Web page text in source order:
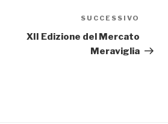
SUCCESSIVO
XII Edizione del Mercato
Meraviglia